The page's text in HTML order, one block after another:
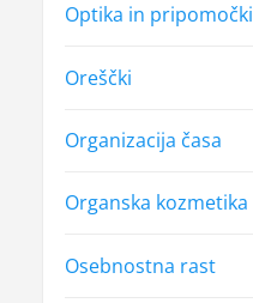
Optika in pripomočki
Oreščki
Organizacija časa
Organska kozmetika
Osebnostna rast